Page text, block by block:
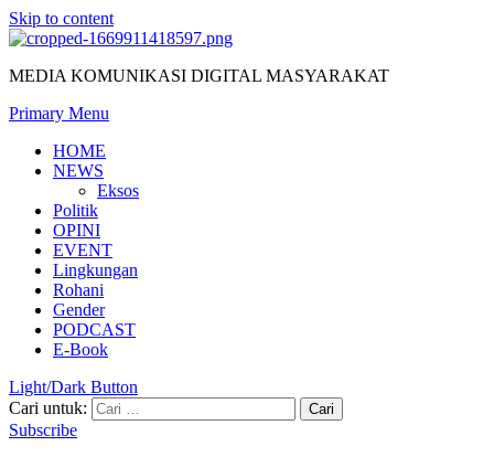
Skip to content
MEDIA KOMUNIKASI DIGITAL MASYARAKAT
Primary Menu
HOME
NEWS
Eksos
Politik
OPINI
EVENT
Lingkungan
Rohani
Gender
PODCAST
E-Book
Light/Dark Button
Cari untuk:
Subscribe